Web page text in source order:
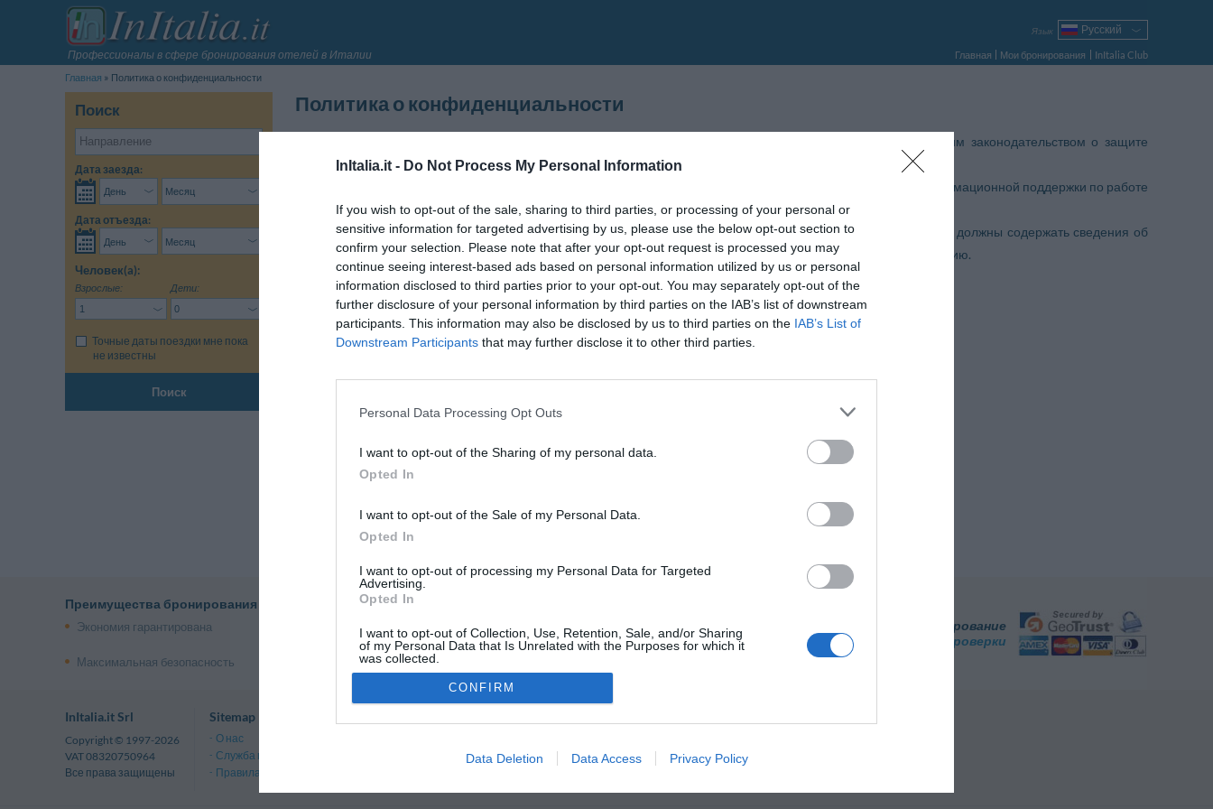
InItalia.it - Do Not Process My Personal Information
If you wish to opt-out of the sale, sharing to third parties, or processing of your personal or
sensitive information for targeted advertising by us, please use the below opt-out section to
confirm your selection. Please note that after your opt-out request is processed you may
continue seeing interest-based ads based on personal information utilized by us or personal
information disclosed to third parties prior to your opt-out. You may separately opt-out of the
further disclosure of your personal information by third parties on the IAB’s list of downstream
participants. This information may also be disclosed by us to third parties on the IAB’s List of
Downstream Participants that may further disclose it to other third parties.
Personal Data Processing Opt Outs
I want to opt-out of the Sharing of my personal data.
Opted In
I want to opt-out of the Sale of my Personal Data.
Opted In
I want to opt-out of processing my Personal Data for Targeted
Advertising.
Opted In
I want to opt-out of Collection, Use, Retention, Sale, and/or Sharing
of my Personal Data that Is Unrelated with the Purposes for which it
was collected.
Opted Out
CONFIRM
Data Deletion Data Access Privacy Policy
Профессионалы в сфере бронирования отелей в Италии
Язык
Русский
Italiano
English
Português
Главная Мои бронирования
InItalia Club
Главная
Политика о конфиденциальности
Поиск
Дата заезда:
Дата отъезда:
Человек(a):
Взрослые: Дети:
Точные даты поездки мне пока
не известны
Поиск
Политика о конфиденциальности
InItalia.it Srl гарантирует, что обработка персональных данных производится в соответствии с действующим законодательством о защите
персональных данных (закон 196/2003)
Предоставленная информация будет использована исключительно в целях обеспечения технической и информационной поддержки по работе
с порталом InItalia.it Srl
Различные запросы, предложения, идеи, информация и т.д. не считаются конфиденциальной информацией, должны содержать сведения об
отправителе, не должны нарушать прав третьих лиц и должны содержать исключительно правдивую информацию.
Для удаления данных достаточно просто направить запрос.
Преимущества бронирования на InItalia.it
Экономия гарантирована
Служба поддержки по
Отзывы клиентов
Легко и быстро
Максимальная безопасность
Карты и маршруты
Безопасное бронирование
Нажмите сюда для проверки
InItalia.it Srl
Copyright © 1997-2026
VAT 08320750964
Все права защищены
Sitemap
О нас
Служба поддержки клиентов и Контакты
Мои Бронирования
Для отелей
Правила и условия